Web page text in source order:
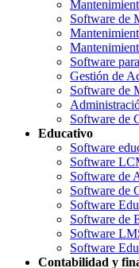
Software de
Software
Gestión de
Software de
Software de
Educativo
Software
Software
Software de
Software de
Software
Software de
Software
Software
Contabilidad y